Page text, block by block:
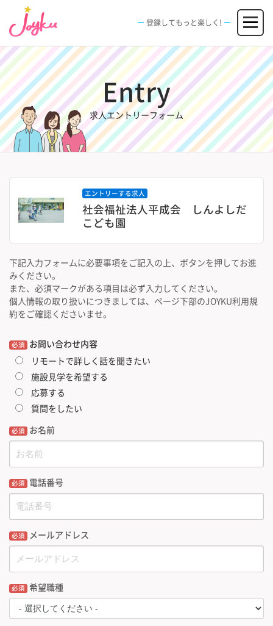
ン
ツ
へ
ス
キ
ッ
プ
メニュー
JOBS
求人情報
FACILITIES
施設
SPECIAL
エンタメ特典
EVENT
イベント
新規登録 ログイン
登録してもっと楽しく!
Entry
求人エントリーフォーム
エントリーする求人
社会福祉法人平成会 しんよしだ
こども園
下記入力フォームに必要事項をご記入の上、ボタンを押してお進
みください。
また、必須マークがある項目は必ず入力してください。
個人情報の取り扱いにつきましては、ページ下部のJOYKU利用規
約をご確認くださいませ。
必須 お問い合わせ内容
リモートで詳しく話を聞きたい
施設⾒学を希望する
応募する
質問をしたい
必須 お名前
必須 電話番号
必須 メールアドレス
必須 希望職種